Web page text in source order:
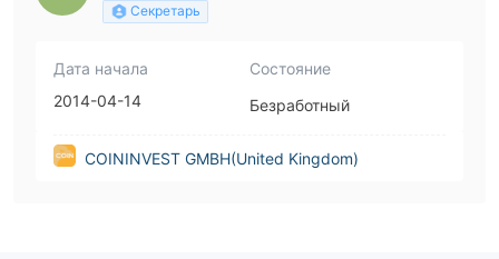
Секретарь
Дата начала
2014-04-14
Состояние
Безработный
COININVEST GMBH(United Kingdom)